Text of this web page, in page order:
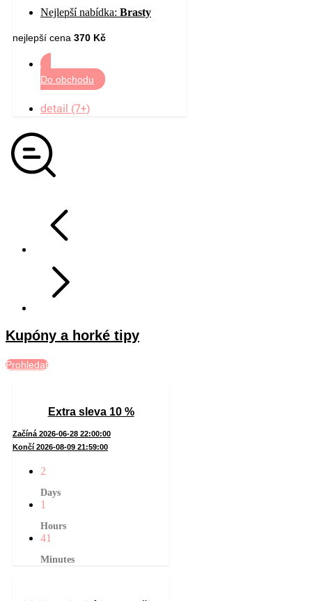
Nejlepší nabídka: Brasty
nejlepší cena 370 Kč
Do obchodu
detail (7+)
Kupóny a horké tipy
Prohledat
Extra sleva 10 %
Začíná 2026-06-28 22:00:00
Končí 2026-08-09 21:59:00
2
Days
1
Hours
41
Minutes